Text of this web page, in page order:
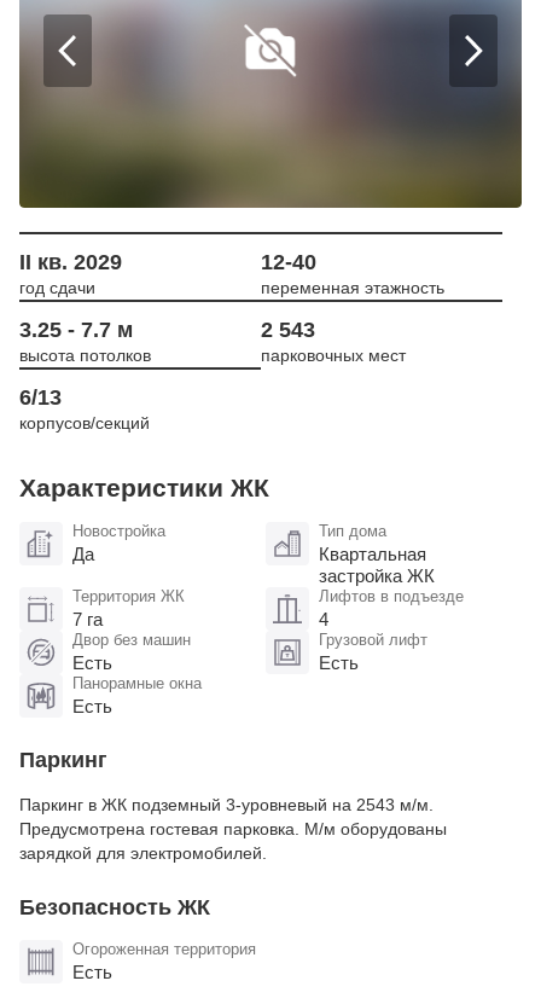
II кв. 2029
год сдачи
12-40
переменная этажность
3.25 - 7.7 м
высота потолков
2 543
парковочных мест
6/13
корпусов/секций
Характеристики ЖК
Новостройка
Да
Тип дома
Квартальная
застройка ЖК
Территория ЖК
7 га
Лифтов в подъезде
4
Двор без машин
Есть
Грузовой лифт
Есть
Панорамные окна
Есть
Паркинг
Паркинг в ЖК подземный 3-уровневый на 2543 м/м.
Предусмотрена гостевая парковка. М/м оборудованы
зарядкой для электромобилей​.
Безопасность ЖК
Огороженная территория
Есть